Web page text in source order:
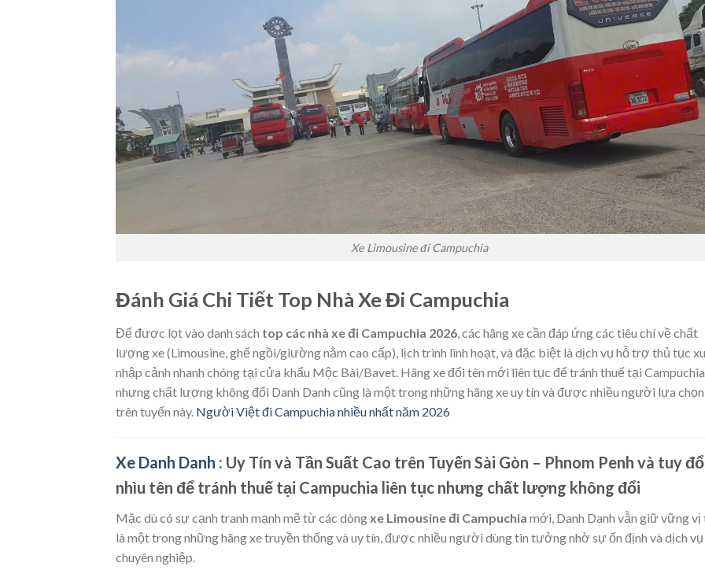
Xe Limousine đi Campuchia
Đánh Giá Chi Tiết Top Nhà Xe Đi Campuchia
Để được lọt vào danh sách top các nhà xe đi Campuchia 2026 , các hãng xe cần đáp ứng các tiêu chí về chất
lượng xe (Limousine, ghế ngồi/giường nằm cao cấp), lịch trình linh hoạt, và đặc biệt là dịch vụ hỗ trợ thủ tục
nhập cảnh nhanh chóng tại cửa khẩu Mộc Bài/Bavet. Hãng xe đổi tên mới liên tục để tránh thuế tại Campuchia
nhưng chất lượng không đổi Danh Danh cũng là một trong những hãng xe uy tín và được nhiều người lựa chọn
trên tuyến này. Người Việt đi Campuchia nhiều nhất năm 2026
Xe Danh Danh : Uy Tín và Tần Suất Cao trên Tuyến Sài Gòn – Phnom Penh và tuy
nhìu tên để tránh thuế tại Campuchia liên tục nhưng chất lượng không đổi
Mặc dù có sự cạnh tranh mạnh mẽ từ các dòngxe Limousine đi Campuchia mới, Danh Danh vẫn giữ vững vị
là một trong những hãng xe truyền thống và uy tín, được nhiều người dùng tin tưởng nhờ sự ổn định và dịch vụ
chuyên nghiệp.